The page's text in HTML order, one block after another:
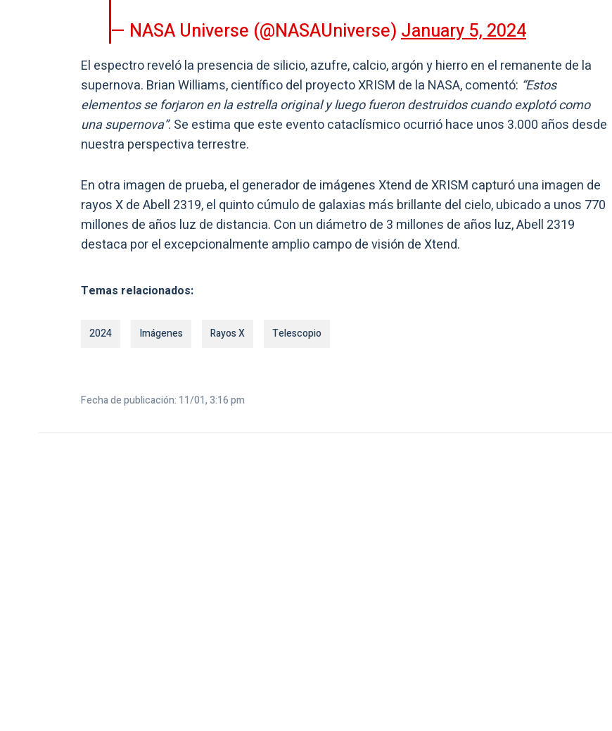
— NASA Universe (@NASAUniverse)January 5, 2024
El espectro reveló la presencia de silicio, azufre, calcio, argón y hierro en el remanente de la
supernova. Brian Williams, científico del proyecto XRISM de la NASA, comentó: “Estos
elementos se forjaron en la estrella original y luego fueron destruidos cuando explotó como
una supernova”. Se estima que este evento cataclísmico ocurrió hace unos 3.000 años desde
nuestra perspectiva terrestre.
En otra imagen de prueba, el generador de imágenes Xtend de XRISM capturó una imagen de
rayos X de Abell 2319, el quinto cúmulo de galaxias más brillante del cielo, ubicado a unos 770
millones de años luz de distancia. Con un diámetro de 3 millones de años luz, Abell 2319
destaca por el excepcionalmente amplio campo de visión de Xtend.
Temas relacionados:
2024 Imágenes Rayos X Telescopio
Fecha de publicación: 11/01, 3:16 pm